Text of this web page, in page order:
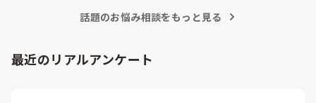
話題のお悩み相談をもっと見る
最近のリアルアンケート